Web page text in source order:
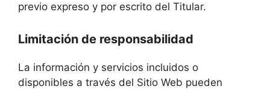
previo expreso y por escrito del Titular.
Limitación de responsabilidad
La información y servicios incluidos o
disponibles a través del Sitio Web pueden